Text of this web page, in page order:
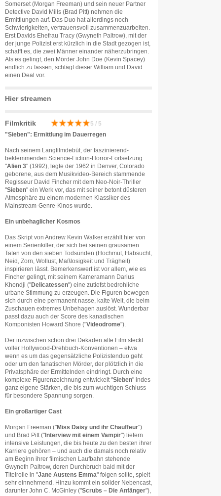
Somerset (Morgan Freeman) und sein neuer Partner
Detective David Mills (Brad Pitt) nehmen die
Ermittlungen auf. Das Duo hat allerdings noch
Schwierigkeiten, vertrauensvoll zusammenzuarbeiten.
Erst Davids Ehefrau Tracy (Gwyneth Paltrow), mit der
der junge Polizist erst kürzlich in die Stadt gezogen ist,
schafft es, die zwei Männer einander näherzubringen.
Als es gelingt, den Mörder John Doe (Kevin Spacey)
endlich zu fassen, schlägt dieser William und David
einen Deal vor.
Hier streamen
Filmkritik 5 / 5
"Sieben": Ermittlung im Dauerregen
Nach seinem Langfilmdebüt, der faszinierend-
beklemmenden Science-Fiction-Horror-Fortsetzung
"Alien 3" (1992), legte der 1962 in Denver, Colorado
geborene, aus dem Musikvideo-Bereich stammende
Regisseur David Fincher mit dem Neo-Noir-Thriller
"Sieben" ein Werk vor, das mit seiner betont düsteren
Atmosphäre zu einem modernen Klassiker des
Mainstream-Genre-Kinos wurde.
Ein unbehaglicher Kosmos
Das Skript von Andrew Kevin Walker erzählt hier von
einem Serienkiller, der sich bei seinen grausamen
Taten von den sieben Todsünden (Hochmut, Habsucht,
Neid, Zorn, Wollust, Maßlosigkeit und Trägheit)
inspirieren lässt. Bemerkenswert ist vor allem, wie es
Fincher gelingt, mit seinem Kameramann Darius
Khondji ("Delicatessen") eine zutiefst bedrohliche
urbane Stimmung zu erzeugen. Die Figuren bewegen
sich durch eine permanent nasse, kalte Welt, die beim
Zuschauen extremes Unbehagen auslöst. Wunderbar
passt dazu auch der Score des kanadischen
Komponisten Howard Shore ("Videodrome").
Der inzwischen schon drei Dekaden alte Film steckt
voller Hollywood-Drehbuch-Konventionen – etwa
wenn es um das gegensätzliche Polizistenduo geht
oder um den fanatischen Mörder, der plötzlich in die
Privatsphäre der Ermittelnden eindringt. Durch eine
komplexe Figurenzeichnung entwickelt "Sieben" indes
ganz eigene Stärken, die bis zum wuchtigen Schluss
für besondere Spannung sorgen.
Ein großartiger Cast
Morgan Freeman ("Miss Daisy und ihr Chauffeur")
und Brad Pitt (" Interview mit einem Vampir") liefern
intensive Leistungen, die bis heute zu den besten ihrer
Karriere gehören – und auch die damals noch relativ
am Beginn ihrer filmischen Laufbahn stehende
Gwyneth Paltrow, deren Durchbruch bald mit der
Titelrolle in "Jane Austens Emma" folgen sollte, spielt
sehr einnehmend. Hinzu kommt ein solider Nebencast,
darunter John C. McGinley ("Scrubs – Die Anfänger"),